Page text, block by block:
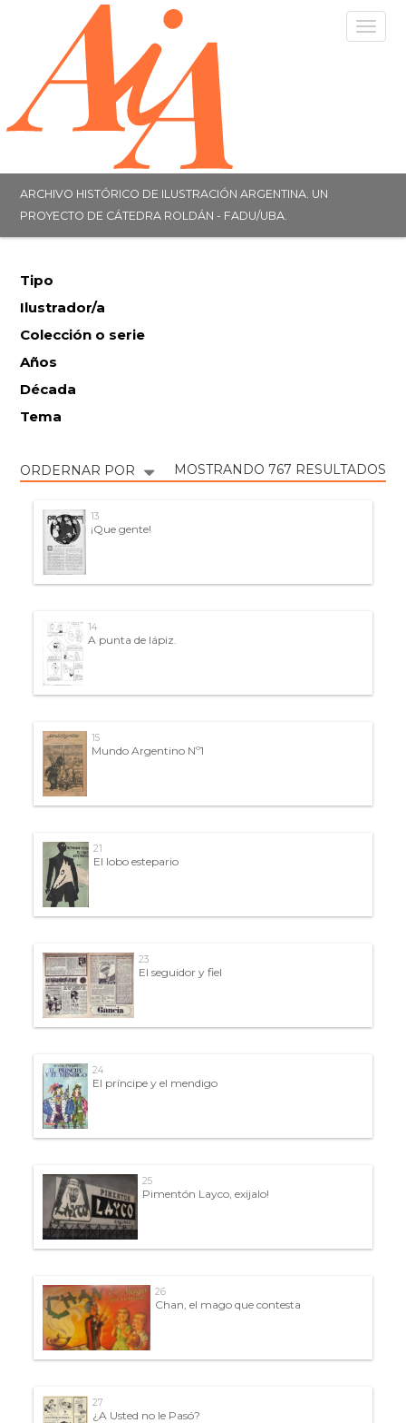
ARCHIVO HISTÓRICO DE ILUSTRACIÓN ARGENTINA. UN
PROYECTO DE CÁTEDRA ROLDÁN - FADU/UBA.
Tipo
Ilustrador/a
Colección o serie
Años
Década
Tema
ORDERNAR POR MOSTRANDO 767 RESULTADOS
13
¡Que gente!
14
A punta de lápiz.
15
Mundo Argentino Nº1
21
El lobo estepario
23
El seguidor y fiel
24
El príncipe y el mendigo
25
Pimentón Layco, exijalo!
26
Chan, el mago que contesta
27
¿A Usted no le Pasó?